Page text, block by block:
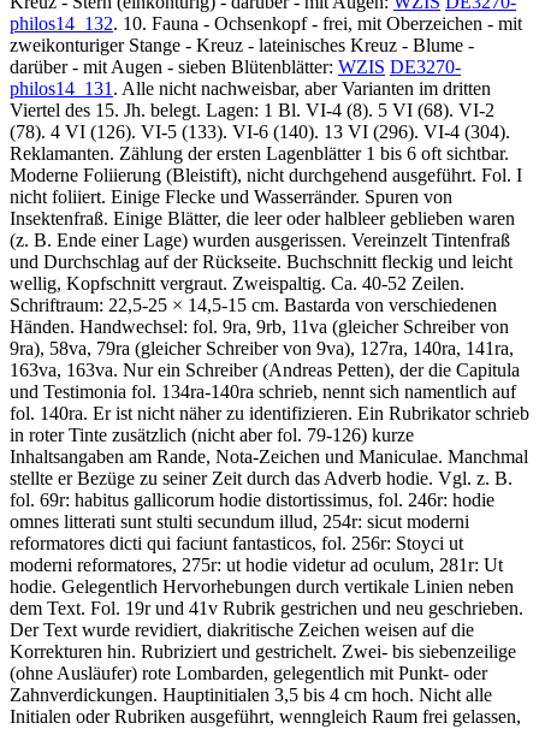
philos14_132. 10. Fauna - Ochsenkopf - frei, mit Oberzeichen - mit
zweikonturiger Stange - Kreuz - lateinisches Kreuz - Blume -
darüber - mit Augen - sieben Blütenblätter: WZIS DE3270-
philos14_131 . Alle nicht nachweisbar, aber Varianten im dritten
Viertel des 15. Jh. belegt. Lagen: 1 Bl. VI-4 (8). 5 VI (68). VI-2
(78). 4 VI (126). VI-5 (133). VI-6 (140). 13 VI (296). VI-4 (304).
Reklamanten. Zählung der ersten Lagenblätter 1 bis 6 oft sichtbar.
Moderne Foliierung (Bleistift), nicht durchgehend ausgeführt. Fol. I
nicht foliiert. Einige Flecke und Wasserränder. Spuren von
Insektenfraß. Einige Blätter, die leer oder halbleer geblieben waren
(z. B. Ende einer Lage) wurden ausgerissen. Vereinzelt Tintenfraß
und Durchschlag auf der Rückseite. Buchschnitt fleckig und leicht
wellig, Kopfschnitt vergraut. Zweispaltig. Ca. 40-52 Zeilen.
Schriftraum: 22,5-25 × 14,5-15 cm. Bastarda von verschiedenen
Händen. Handwechsel: fol. 9ra, 9rb, 11va (gleicher Schreiber von
9ra), 58va, 79ra (gleicher Schreiber von 9va), 127ra, 140ra, 141ra,
163va, 163va. Nur ein Schreiber (Andreas Petten), der die Capitula
und Testimonia fol. 134ra-140ra schrieb, nennt sich namentlich auf
fol. 140ra. Er ist nicht näher zu identifizieren. Ein Rubrikator schrieb
in roter Tinte zusätzlich (nicht aber fol. 79-126) kurze
Inhaltsangaben am Rande, Nota-Zeichen und Maniculae. Manchmal
stellte er Bezüge zu seiner Zeit durch das Adverb hodie. Vgl. z. B.
fol. 69r: habitus gallicorum hodie distortissimus, fol. 246r: hodie
omnes litterati sunt stulti secundum illud, 254r: sicut moderni
reformatores dicti qui faciunt fantasticos, fol. 256r: Stoyci ut
moderni reformatores, 275r: ut hodie videtur ad oculum, 281r: Ut
hodie. Gelegentlich Hervorhebungen durch vertikale Linien neben
dem Text. Fol. 19r und 41v Rubrik gestrichen und neu geschrieben.
Der Text wurde revidiert, diakritische Zeichen weisen auf die
Korrekturen hin. Rubriziert und gestrichelt. Zwei- bis siebenzeilige
(ohne Ausläufer) rote Lombarden, gelegentlich mit Punkt- oder
Zahnverdickungen. Hauptinitialen 3,5 bis 4 cm hoch. Nicht alle
Initialen oder Rubriken ausgeführt, wenngleich Raum frei gelassen,